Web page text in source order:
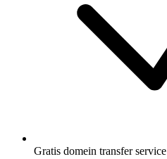
Gratis domein transfer service